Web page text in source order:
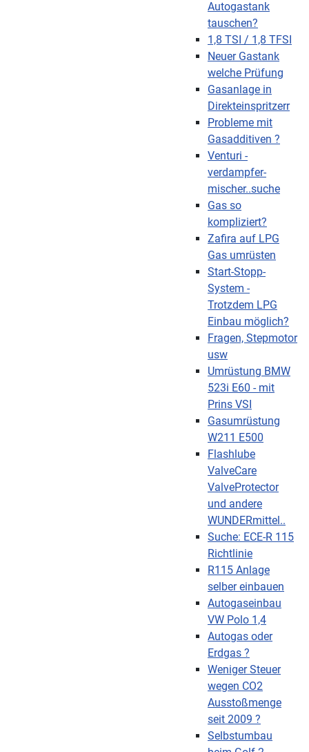
Autogastank
tauschen?
1,8 TSI / 1,8 TFSI
Neuer Gastank
welche Prüfung
Gasanlage in
Direkteinspritzerr
Probleme mit
Gasadditiven ?
Venturi -
verdampfer-
mischer..suche
Gas so
kompliziert?
Zafira auf LPG
Gas umrüsten
Start-Stopp-
System -
Trotzdem LPG
Einbau möglich?
Fragen, Stepmotor
usw
Umrüstung BMW
523i E60 - mit
Prins VSI
Gasumrüstung
W211 E500
Flashlube
ValveCare
ValveProtector
und andere
WUNDERmittel..
Suche: ECE-R 115
Richtlinie
R115 Anlage
selber einbauen
Autogaseinbau
VW Polo 1,4
Autogas oder
Erdgas ?
Weniger Steuer
wegen CO2
Ausstoßmenge
seit 2009 ?
Selbstumbau